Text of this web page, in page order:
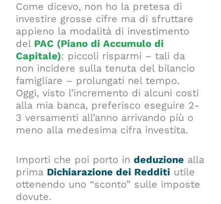
Come dicevo, non ho la pretesa di
investire grosse cifre ma di sfruttare
appieno la modalità di investimento
del PAC (Piano di Accumulo di
Capitale): piccoli risparmi – tali da
non incidere sulla tenuta del bilancio
famigliare – prolungati nel tempo.
Oggi, visto l’incremento di alcuni costi
alla mia banca, preferisco eseguire 2-
3 versamenti all’anno arrivando più o
meno alla medesima cifra investita.
Importi che poi porto indeduzione alla
prima Dichiarazione dei Redditi utile
ottenendo uno “sconto” sulle imposte
dovute.